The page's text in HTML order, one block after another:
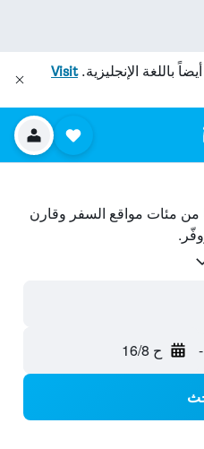
باللغة الإنجليزية.Visit
من مئات مواقع السفر وقارن
- ح 16/8